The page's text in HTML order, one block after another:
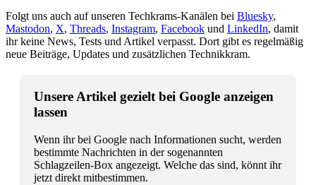
Folgt uns auch auf unseren Techkrams-Kanälen bei Bluesky,
Mastodon, X, Threads, Instagram, Facebook und LinkedIn, damit
ihr keine News, Tests und Artikel verpasst. Dort gibt es regelmäßig
neue Beiträge, Updates und zusätzlichen Technikkram.
Unsere Artikel gezielt bei Google anzeigen
lassen
Wenn ihr bei Google nach Informationen sucht, werden
bestimmte Nachrichten in der sogenannten
Schlagzeilen-Box angezeigt. Welche das sind, könnt ihr
jetzt direkt mitbestimmen.